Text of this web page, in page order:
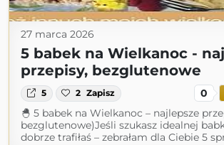
27 marca 2026
5 babek na Wielkanoc -
przepisy, bezglutenowe
5 2 Zapisz 0
🐣 5 babek na Wielkanoc – najlepsze
bezglutenowe)Jeśli szukasz idealnej
dobrze trafiłaś – zebrałam dla Ciebie 5